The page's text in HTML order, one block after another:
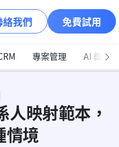
絡我們 免費試用
專案管理 AI 與自
人映射範本，
情境